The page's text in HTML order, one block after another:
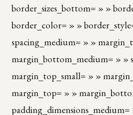
border_sizes_bottom= » »
border_color= » »
spacing_medium= » »
margin_bottom_medium= » »
margin_top_small= » »
margin_top= » »
padding_dimensions_medium=